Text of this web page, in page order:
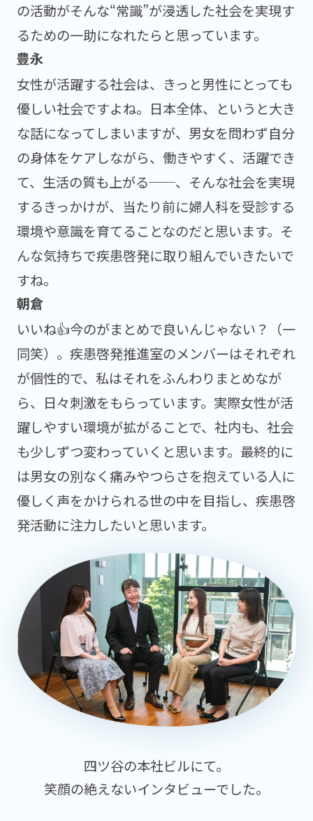
の活動がそんな“常識”が浸透した社会を実現す
るための一助になれたらと思っています。
女性が活躍する社会は、きっと男性にとっても
優しい社会ですよね。日本全体、というと大き
な話になってしまいますが、男女を問わず自分
の身体をケアしながら、働きやすく、活躍でき
て、生活の質も上がる──、そんな社会を実現
するきっかけが、当たり前に婦人科を受診する
環境や意識を育てることなのだと思います。そ
んな気持ちで疾患啓発に取り組んでいきたいで
すね。
いいね👍️今のがまとめで良いんじゃない？（一
同笑）。疾患啓発推進室のメンバーはそれぞれ
が個性的で、私はそれをふんわりまとめなが
ら、日々刺激をもらっています。実際女性が活
躍しやすい環境が拡がることで、社内も、社会
も少しずつ変わっていくと思います。最終的に
は男女の別なく痛みやつらさを抱えている人に
優しく声をかけられる世の中を目指し、疾患啓
発活動に注力したいと思います。
四ツ谷の本社ビルにて。
笑顔の絶えないインタビューでした。